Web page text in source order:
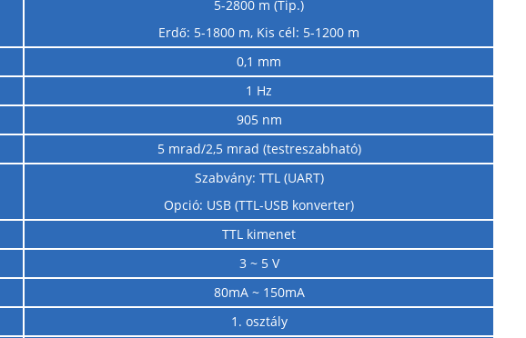
5-2800 m (Tip.)
Erdő: 5-1800 m, Kis cél: 5-1200 m
0,1 mm
1 Hz
905 nm
5 mrad/2,5 mrad (testreszabható)
Szabvány: TTL (UART)
Opció: USB (TTL-USB konverter)
TTL kimenet
3 ~ 5 V
80mA ~ 150mA
1. osztály